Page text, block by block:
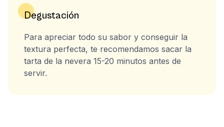
Degustación
Para apreciar todo su sabor y conseguir la
textura perfecta, te recomendamos sacar la
tarta de la nevera 15-20 minutos antes de
servir.